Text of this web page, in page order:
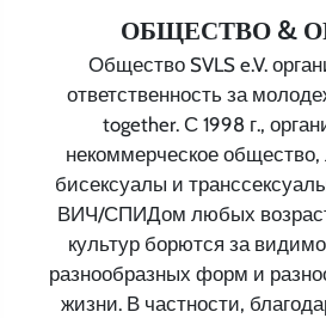
ОБЩЕСТВО &
Общество SVLS e.V.
ответственность за
together. С 1998 г.,
некоммерческое общество,
бисексуалы и
ВИЧ/СПИДом любых
культур борются за
разнообразных форм и
жизни. В частности,